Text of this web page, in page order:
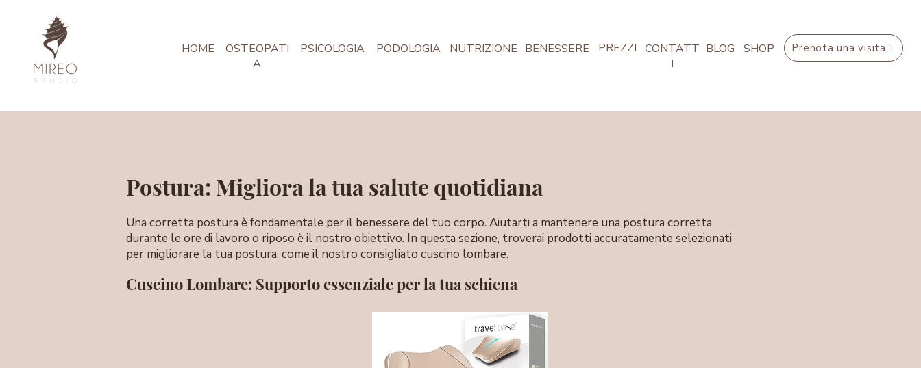
HOME
OSTEOPATI
A
PSICOLOGIA PODOLOGIA NUTRIZIONE BENESSERE PREZZI CONTATT
I
BLOG SHOP Prenota una visita
Postura: Migliora la tua salute quotidiana
Una corretta postura è fondamentale per il benessere del tuo corpo. Aiutarti a mantenere una postura corretta
durante le ore di lavoro o riposo è il nostro obiettivo. In questa sezione, troverai prodotti accuratamente selezionati
per migliorare la tua postura, come il nostro consigliato cuscino lombare.
Cuscino Lombare: Supporto essenziale per la tua schiena